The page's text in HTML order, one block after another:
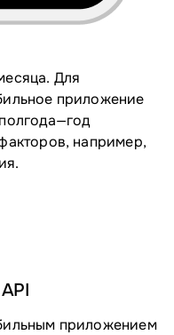
Для
приложение
например,
приложением